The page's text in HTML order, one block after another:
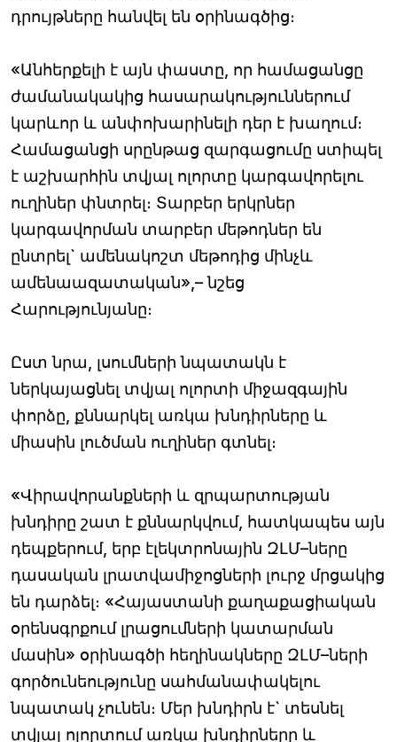
դրույթները հանվել են օրինագծից։
«Անհերքելի է այն փաստը, որ համացանցը
ժամանակակից հասարակություններում
կարևոր և անփոխարինելի դեր է խաղում։
Համացանցի սրընթաց զարգացումը ստիպել
է աշխարհին տվյալ ոլորտը կարգավորելու
ուղիներ փնտրել։ Տարբեր երկրներ
կարգավորման տարբեր մեթոդներ են
ընտրել` ամենակոշտ մեթոդից մինչև
ամենաազատական»,– նշեց
Հարությունյանը։
Ըստ նրա, լսումների նպատակն է
ներկայացնել տվյալ ոլորտի միջազգային
փորձը, քննարկել առկա խնդիրները և
միասին լուծման ուղիներ գտնել։
«Վիրավորանքների և զրպարտության
խնդիրը շատ է քննարկվում, հատկապես այն
դեպքերում, երբ էլեկտրոնային ԶԼՄ–ները
դասական լրատվամիջոցների լուրջ մրցակից
են դարձել։ «Հայաստանի քաղաքացիական
օրենսգրքում լրացումների կատարման
մասին» օրինագծի հեղինակները ԶԼՄ–ների
գործունեությունը սահմանափակելու
նպատակ չունեն։ Մեր խնդիրն է` տեսնել
տվյալ ոլորտում առկա խնդիրները և